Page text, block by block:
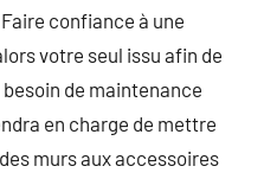
confiance à une
votre seul issu afin de
de maintenance
en charge de mettre
murs aux accessoires